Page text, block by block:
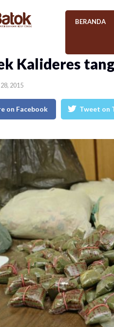
BERANDA
Kalideres
2015
on Facebook Tweet on